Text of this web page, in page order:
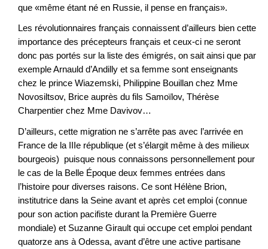
que «même étant né en Russie, il pense en français».
Les révolutionnaires français connaissent d’ailleurs bien cette
importance des précepteurs français et ceux-ci ne seront
donc pas portés sur la liste des émigrés, on sait ainsi que par
exemple Arnauld d’Andilly et sa femme sont enseignants
chez le prince Wiazemski, Philippine Bouillan chez Mme
Novosiltsov, Brice auprès du fils Samoïlov, Thérèse
Charpentier chez Mme Davivov…
D’ailleurs, cette migration ne s’arrête pas avec l’arrivée en
France de la IIIe république (et s’élargit même à des milieux
bourgeois) puisque nous connaissons personnellement pour
le cas de la Belle Époque deux femmes entrées dans
l’histoire pour diverses raisons. Ce sont Hélène Brion,
institutrice dans la Seine avant et après cet emploi (connue
pour son action pacifiste durant la Première Guerre
mondiale) et Suzanne Girault qui occupe cet emploi pendant
quatorze ans à Odessa, avant d’être une active partisane